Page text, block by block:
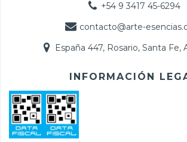
+54 9 3417 45-6294
contacto@arte-
España 447, Rosario, Santa Fe,
INFORMACIÓN